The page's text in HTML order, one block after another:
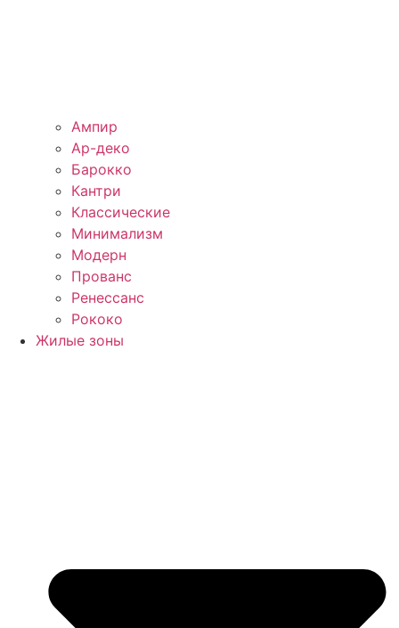
Ампир
Ар-деко
Барокко
Кантри
Классические
Минимализм
Модерн
Прованс
Ренессанс
Рококо
Жилые зоны